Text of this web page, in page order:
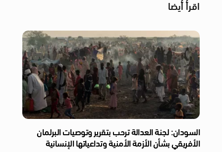
اقرأ أيضا
السودان: لجنة العدالة ترحب بتقرير وتوصيات البرلمان
الأفريقي بشأن الأزمة الأمنية وتداعياتها الإنسانية